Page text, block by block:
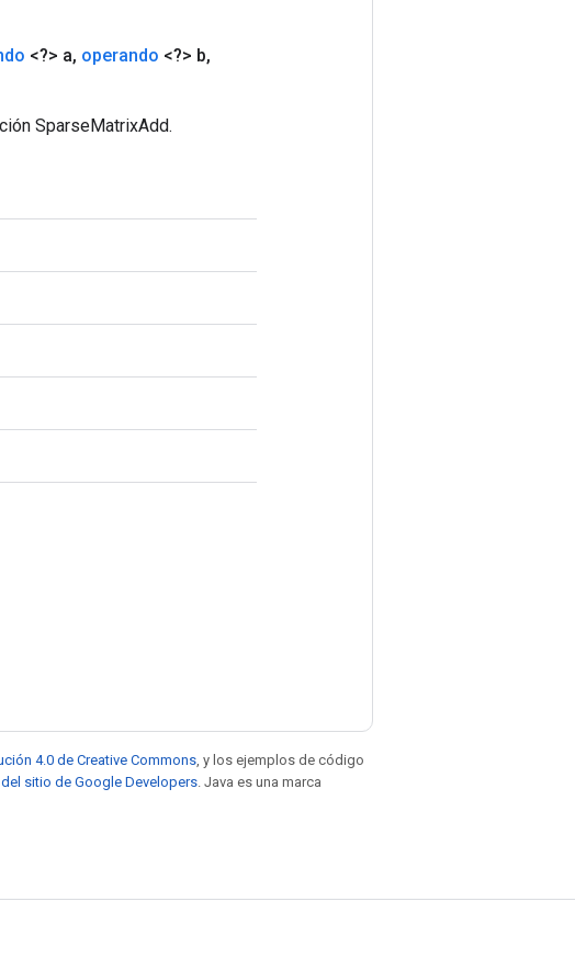
<?> a, operando <?> b,
SparseMatrixAdd.
4.0 de Creative Commons , y los ejemplos de código
sitio de Google Developers . Java es una marca